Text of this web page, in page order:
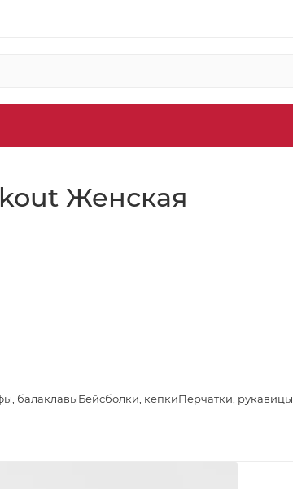
Женская
балаклавыБейсболки, кепкиПерчатки, рукавицы